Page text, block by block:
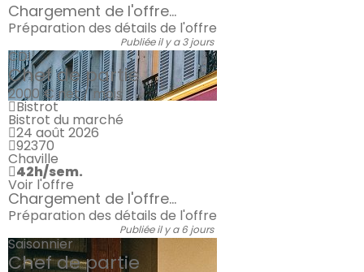
Chargement de l'offre...
Préparation des détails de l'offre
Publiée il y a 3 jours
CDI
Chef de partie
2000 €net / mois
Bistrot
Bistrot du marché
24 août 2026
92370
Chaville
42h/sem.
Voir l'offre
Chargement de l'offre...
Préparation des détails de l'offre
Publiée il y a 6 jours
Saisonnier
Chef de partie